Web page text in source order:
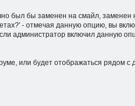
был бы заменен на смайл, заменен
- отмечая данную опцию, вы
администратор включил данную
или будет отображаться рядом